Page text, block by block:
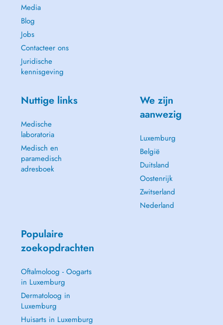
Media
Blog
Jobs
Contacteer ons
Juridische
kennisgeving
Nuttige links
Medische
laboratoria
Medisch en
paramedisch
adresboek
We zijn
aanwezig
Luxemburg
België
Duitsland
Oostenrijk
Zwitserland
Nederland
Populaire
zoekopdrachten
Oftalmoloog - Oogarts
in Luxemburg
Dermatoloog in
Luxemburg
Huisarts in Luxemburg